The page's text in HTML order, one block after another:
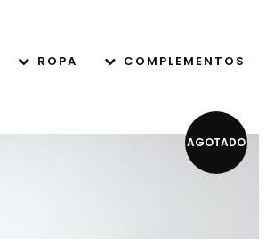
ROPA COMPLEMENTOS
AGOTADO